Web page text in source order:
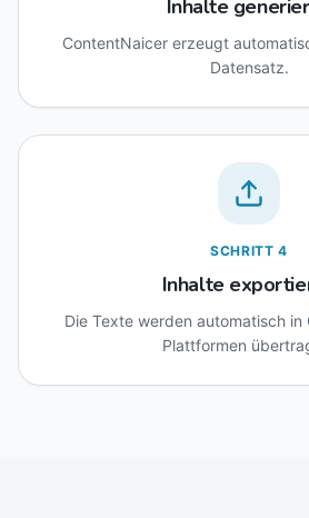
Inhalte
ContentNaicer erzeugt
Datensatz.
SCHRITT 4
Inhalte
Die Texte werden automatisch in
Plattformen